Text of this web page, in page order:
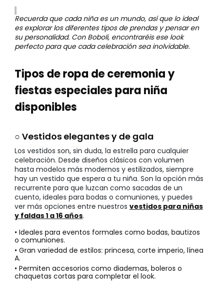
Recuerda que cada niña es un mundo, así que lo ideal
es explorar los diferentes tipos de prendas y pensar en
su personalidad. Con Boboli, encontraréis ese look
perfecto para que cada celebración sea inolvidable.
Tipos de ropa de ceremonia y
fiestas especiales para niña
disponibles
○ Vestidos elegantes y de gala
Los vestidos son, sin duda, la estrella para cualquier
celebración. Desde diseños clásicos con volumen
hasta modelos más modernos y estilizados, siempre
hay un vestido que espera a tu niña. Son la opción más
recurrente para que luzcan como sacadas de un
cuento, ideales para bodas o comuniones, y puedes
ver más opciones entre nuestros vestidos para niñas
y faldas 1 a 16 años.
• Ideales para eventos formales como bodas, bautizos
o comuniones.
• Gran variedad de estilos: princesa, corte imperio, línea
A.
• Permiten accesorios como diademas, boleros o
chaquetas cortas para completar el look.